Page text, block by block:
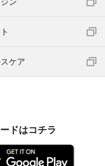
ン
ケア
ドはコチラ